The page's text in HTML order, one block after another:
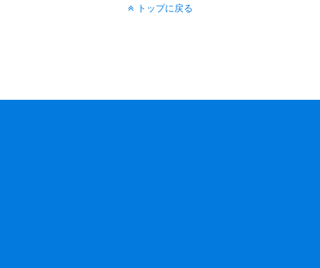
トップに戻る